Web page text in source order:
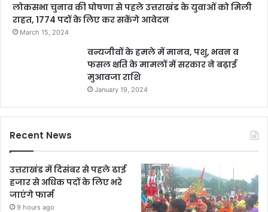
लोकसभा चुनाव की घोषणा से पहले उत्तराखंड के युवाओं को मिली
राहत, 1774 पदों के लिए कर सकेंगे आवेदन
March 15, 2024
वन्यजीवों के हमले में मानव, पशु, भवन व
फसल क्षति के मामलों में सरकार ने बढ़ाई
मुआवजा राशि
January 19, 2024
Recent News
उत्तराखंड में दिसंबर से पहले ढाई
हजार से अधिक पदों के लिए भरे
जाएंगे फार्म
9 hours ago